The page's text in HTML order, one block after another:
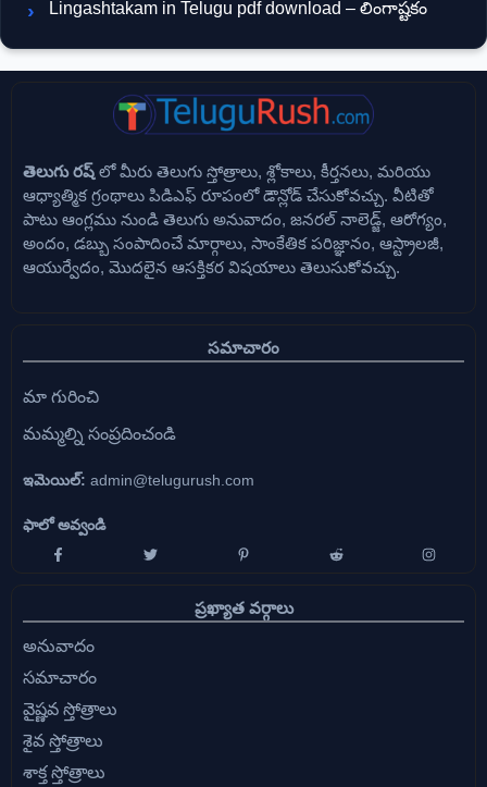
Lingashtakam in Telugu pdf download – లింగాష్టకం
తెలుగు రష్ లో మీరు తెలుగు స్తోత్రాలు, శ్లోకాలు, కీర్తనలు, మరియు
ఆధ్యాత్మిక గ్రంథాలు పిడిఎఫ్ రూపంలో డౌన్లోడ్ చేసుకోవచ్చు. వీటితో
పాటు ఆంగ్లము నుండి తెలుగు అనువాదం, జనరల్ నాలెడ్జ్, ఆరోగ్యం,
అందం, డబ్బు సంపాదించే మార్గాలు, సాంకేతిక పరిజ్ఞానం, ఆస్ట్రాలజీ,
ఆయుర్వేదం, మొదలైన ఆసక్తికర విషయాలు తెలుసుకోవచ్చు.
సమాచారం
మా గురించి
మమ్మల్ని సంప్రదించండి
ఇమెయిల్: admin@telugurush.com
ఫాలో అవ్వండి
ప్రఖ్యాత వర్గాలు
అనువాదం
సమాచారం
వైష్ణవ స్తోత్రాలు
శైవ స్తోత్రాలు
శాక్త స్తోత్రాలు